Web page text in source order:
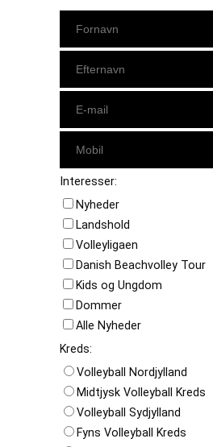
Interesser:
Nyheder
Landshold
Volleyligaen
Danish Beachvolley Tour
Kids og Ungdom
Dommer
Alle Nyheder
Kreds:
Volleyball Nordjylland
Midtjysk Volleyball Kreds
Volleyball Sydjylland
Fyns Volleyball Kreds